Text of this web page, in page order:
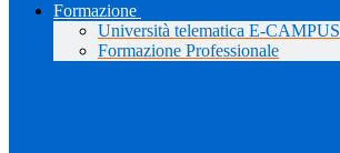
Formazione
Università telematica E-CAMPUS
Formazione Professionale